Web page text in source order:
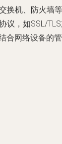
机、防火墙
，如SSL/
合网络设备的